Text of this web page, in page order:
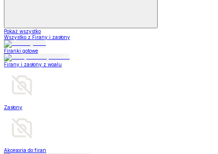
Pokaż wszystko
Wszystko z Firany i zasłony
Firanki gotowe
Firany i zasłony z woalu
Zasłony
Akcesoria do firan